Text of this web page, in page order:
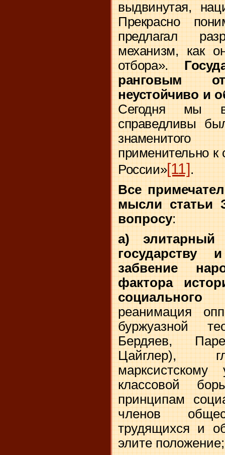
выдвинутая,
Прекрасно
предлагал
механизм, как
отбора».
ранговым
неустойчиво и
Сегодня мы
справедливы
знаменитого
применительно к
России»[11].
Все
мысли статьи
вопросу:
а) элитарный
забвение
фактора
социального
реанимация
буржуазной
Бердяев,
Цайглер),
классовой
принципам
членов
трудящихся и
элите положение;